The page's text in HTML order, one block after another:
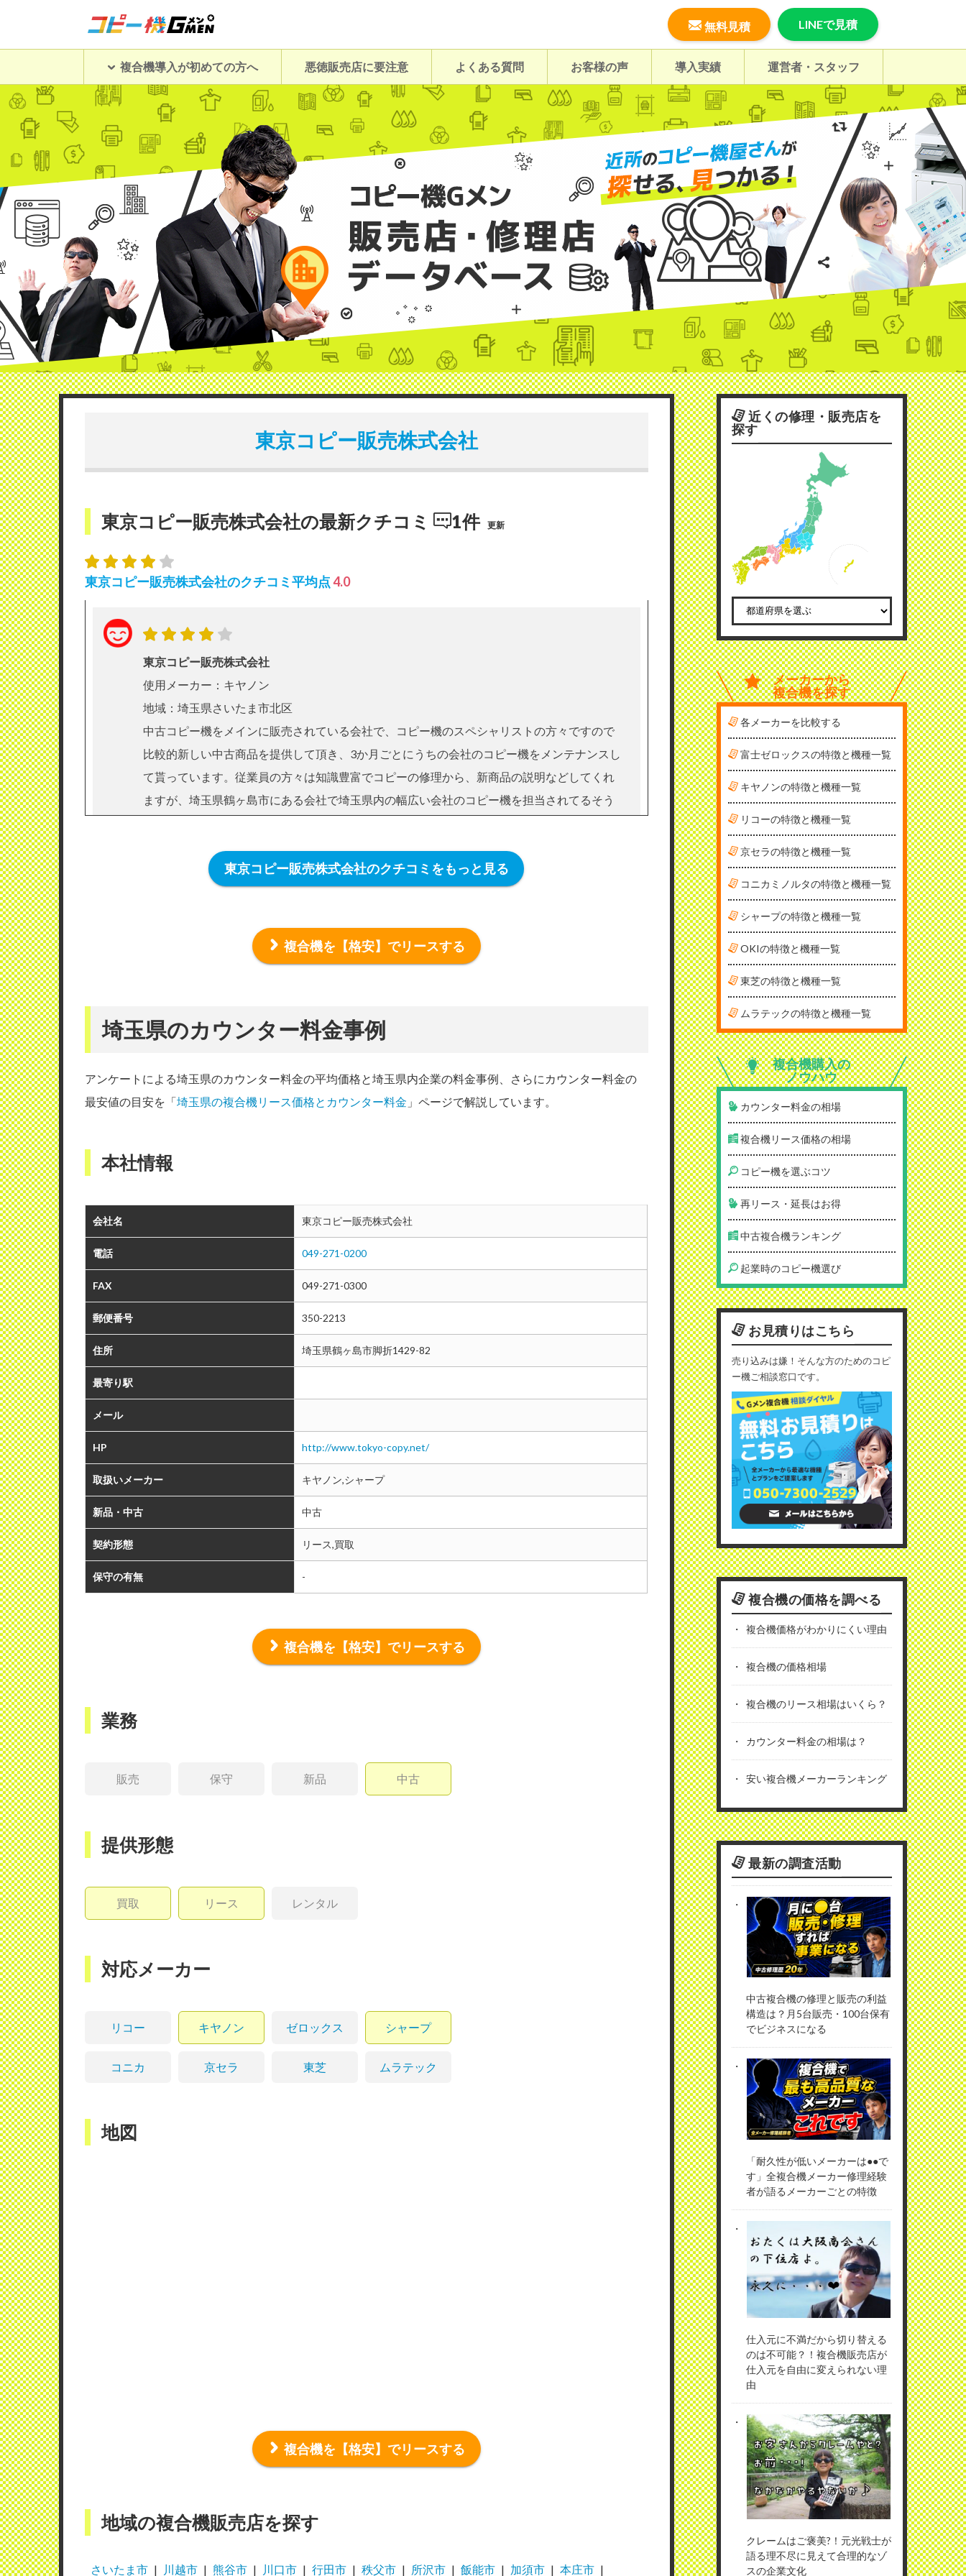
無料見積 LINEで見積
複合機導入が初めての方へ 悪徳販売店に要注意 よくある質問 お客様の声 導入実績 運営者・スタッフ
東京コピー販売株式会社
東京コピー販売株式会社の最新クチコミ 1件 更新
東京コピー販売株式会社のクチコミ平均点4.0
東京コピー販売株式会社
使用メーカー：キヤノン
地域：埼玉県さいたま市北区
中古コピー機をメインに販売されている会社で、コピー機のスペシャリストの方々ですので
比較的新しい中古商品を提供して頂き、3か月ごとにうちの会社のコピー機をメンテナンスし
て貰っています。従業員の方々は知識豊富でコピーの修理から、新商品の説明などしてくれ
ますが、埼玉県鶴ヶ島市にある会社で埼玉県内の幅広い会社のコピー機を担当されてるそう
価格交渉出来ますし、修理も今のところ当日で終わっています。
東京コピー販売株式会社のクチコミをもっと見る
複合機を【格安】でリースする
埼玉県のカウンター料金事例
アンケートによる埼玉県のカウンター料金の平均価格と埼玉県内企業の料金事例、さらにカウンター料金の
最安値の目安を「埼玉県の複合機リース価格とカウンター料金 」ページで解説しています。
本社情報
会社名 東京コピー販売株式会社
電話 049-271-0200
FAX 049-271-0300
郵便番号 350-2213
住所 埼玉県鶴ヶ島市脚折1429-82
最寄り駅
メール
HP http://www.tokyo-copy.net/
取扱いメーカー キヤノン,シャープ
新品・中古 中古
契約形態 リース,買取
保守の有無 -
複合機を【格安】でリースする
業務
販売 保守 新品 中古
提供形態
買取 リース レンタル
対応メーカー
リコー キヤノン ゼロックス シャープ
コニカ 京セラ 東芝 ムラテック
地図
複合機を【格安】でリースする
地域の複合機販売店を探す
さいたま市 川越市 熊谷市 川口市 行田市 秩父市 所沢市 飯能市 加須市 本庄市
近くの修理・販売店を
探す
メーカーから
複合機を探す
各メーカーを比較する
富士ゼロックスの特徴と機種一覧
キヤノンの特徴と機種一覧
リコーの特徴と機種一覧
京セラの特徴と機種一覧
コニカミノルタの特徴と機種一覧
シャープの特徴と機種一覧
OKIの特徴と機種一覧
東芝の特徴と機種一覧
ムラテックの特徴と機種一覧
複合機購入の
ノウハウ
カウンター料金の相場
複合機リース価格の相場
コピー機を選ぶコツ
再リース・延長はお得
中古複合機ランキング
起業時のコピー機選び
お見積りはこちら
売り込みは嫌！そんな方のためのコピ
ー機ご相談窓口です。
複合機の価格を調べる
複合機価格がわかりにくい理由
複合機の価格相場
複合機のリース相場はいくら？
カウンター料金の相場は？
安い複合機メーカーランキング
最新の調査活動
中古複合機の修理と販売の利益
構造は？月5台販売・100台保有
でビジネスになる
「耐久性が低いメーカーは●●で
す」全複合機メーカー修理経験
者が語るメーカーごとの特徴
仕入元に不満だから切り替える
のは不可能？！複合機販売店が
仕入元を自由に変えられない理
由
クレームはご褒美?！元光戦士が
語る理不尽に見えて合理的なゾ
スの企業文化